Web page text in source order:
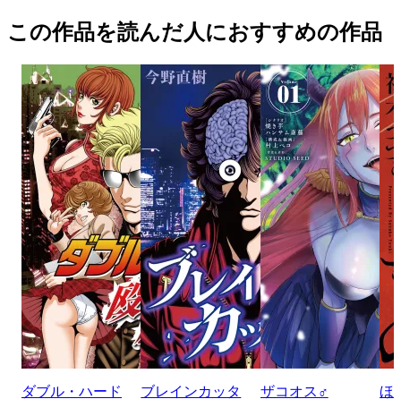
この作品を読んだ人におすすめの作品
ダブル・ハード
ブレインカッタ
ザコオス♂ ほ